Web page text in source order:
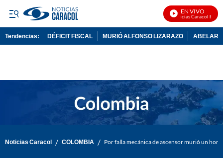
EN VIVO
Noticias Caracol En
Tendencias: DÉFICIT FISCAL MURIÓ ALFONSO LIZARAZO
Noticias Caracol / COLOMBIA / Por falla mecánica de ascensor murió un